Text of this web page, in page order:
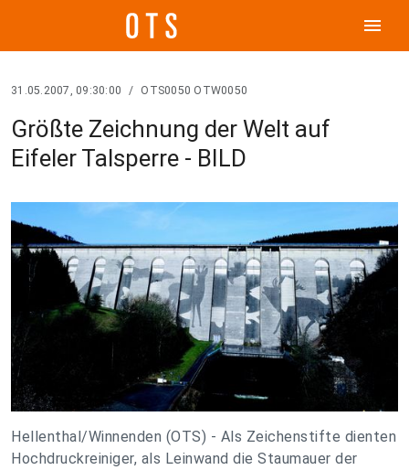
menu
31.05.2007, 09:30:00 / OTS0050 OTW0050
Größte Zeichnung der Welt auf
Eifeler Talsperre - BILD
Hellenthal/Winnenden (OTS) - Als Zeichenstifte dienten
Hochdruckreiniger, als Leinwand die Staumauer der